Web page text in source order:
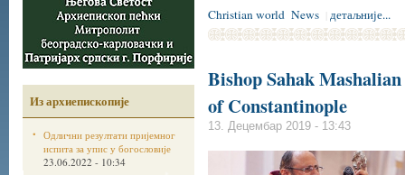
Из архиепископије
Одлични резултати пријемног
испита за упис у богословије
23.06.2022 - 10:34
Christian world News детаљније...
Bishop Sahak
of Constantinople
13. Децембар 2019 - 13:43